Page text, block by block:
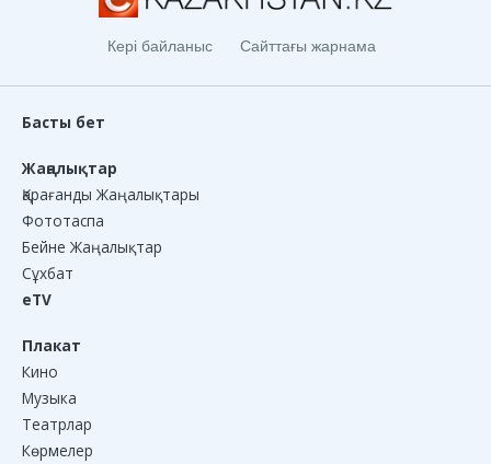
Кері байланыс Сайттағы жарнама
Басты бет
Жаңалықтар
Қарағанды Жаңалықтары
Фототаспа
Бейне Жаңалықтар
Сұхбат
eTV
Плакат
Кино
Музыка
Театрлар
Көрмелер